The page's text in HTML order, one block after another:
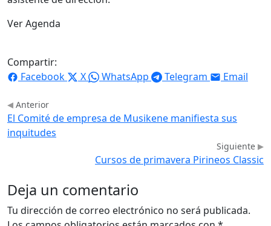
Ver Agenda
Compartir:
Facebook
X WhatsApp Telegram Email
Anterior
El Comité de empresa de Musikene manifiesta sus
inquitudes
Siguiente
Cursos de primavera Pirineos Classic
Deja un comentario
Tu dirección de correo electrónico no será publicada.